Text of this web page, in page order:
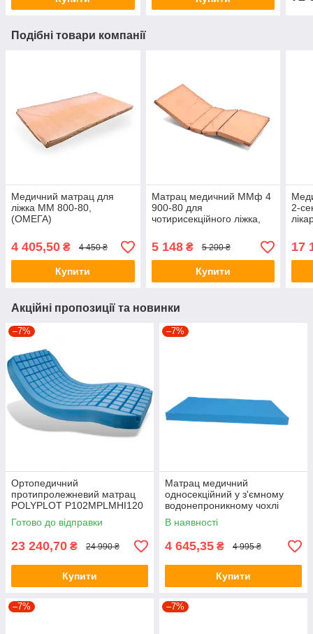
Подібні товари компанії
Медичний матрац для
ліжка ММ 800-80,
(ОМЕГА)
4 405,50 ₴ 4 450 ₴
Купити
Матрац медичний ММф 4
900-80 для
чотирисекційного ліжка,
5 148₴ 5 200 ₴
Купити
2-
17
Акційні пропозиції та новинки
–7%
Ортопедичний
протипролежневий матрац
POLYPLOT P102MPLMHI120
200×120×14 см, до 270 кг
(Франція)
Готово до відправки
23 240,70 ₴ 24 990 ₴
Купити
–7%
Матрац медичний
односекційний у з'ємному
водонепроникному чохлі
завтовшки 80 см (М1 (80)) ,
(88090)
В наявності
4 645,35 ₴ 4 995 ₴
Купити
–7% –7%